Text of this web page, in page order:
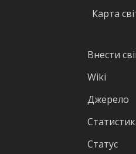
Карта
Внести
Wiki
Джерело
Статус